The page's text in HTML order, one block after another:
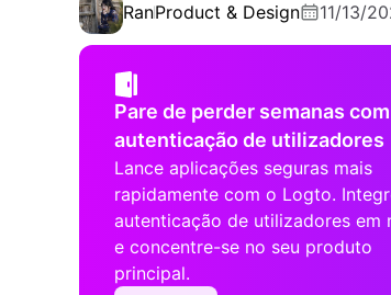
RanProduct & Design 11/13/
Pare de perder semanas com
autenticação de utilizadores
Lance aplicações seguras mais
rapidamente com o Logto.
autenticação de utilizadores em
e concentre-se no seu produto
principal.